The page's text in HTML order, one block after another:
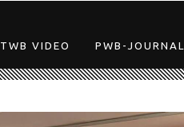
TWB VIDEO
PWB-JOURNAL